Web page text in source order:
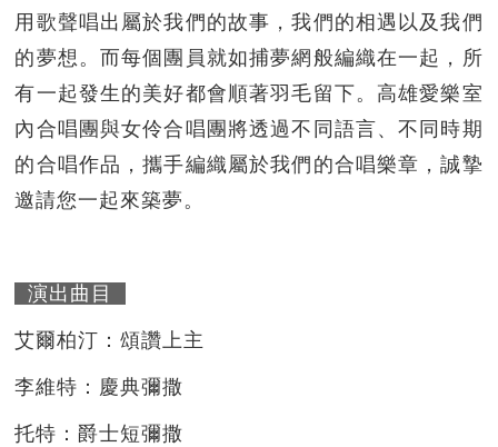
用歌聲唱出屬於我們的故事，我們的相遇以及我們
的夢想。而每個團員就如捕夢網般編織在一起，所
有一起發生的美好都會順著羽毛留下。高雄愛樂室
內合唱團與女伶合唱團將透過不同語言、不同時期
的合唱作品，攜手編織屬於我們的合唱樂章，誠摯
邀請您一起來築夢。
演出曲目
艾爾柏汀：頌讚上主
李維特：慶典彌撒
托特：爵士短彌撒